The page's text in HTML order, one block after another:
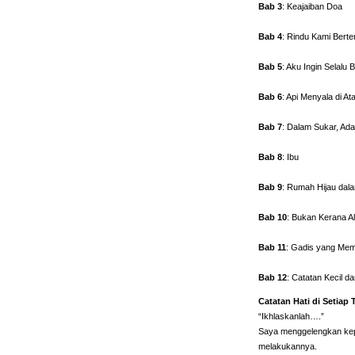
Bab 3: Keajaiban Doa
Bab 4: Rindu Kami
Bab 5: Aku Ingin Selalu
Bab 6: Api Menyala di
Bab 7: Dalam Sukar,
Bab 8: Ibu
Bab 9: Rumah Hijau
Bab 10: Bukan Kerana
Bab 11: Gadis yang
Bab 12: Catatan Kecil
Catatan Hati di Setiap
“Ikhlaskanlah….”
Saya menggelengkan
melakukannya.